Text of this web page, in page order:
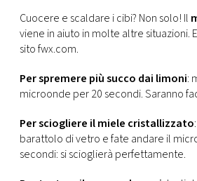
PRINCIPATO
DI
MONACO
RMC
CONSIGLIA
Cuocere e scaldare i cibi? Non solo! Il
viene in aiuto in molte altre situazioni.
sito fwx.com.
Per spremere più succo dai limoni:
microonde per 20 secondi. Saranno
Per sciogliere il miele cristallizzato
barattolo di vetro e fate andare il
secondi: si scioglierà perfettamente.